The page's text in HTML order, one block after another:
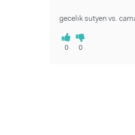
gecelık sutyen vs.
0 0